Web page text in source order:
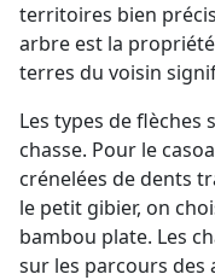
territoires bien
arbre est la
terres du voisin
Les types de flèches
chasse. Pour le
crénelées de dents
le petit gibier, on
bambou plate. Les
sur les parcours des